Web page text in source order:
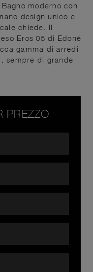
moderno con
design unico e
chiede. Il
Eros 05 di Edoné
gamma di arredi
sempre di grande
PREZZO